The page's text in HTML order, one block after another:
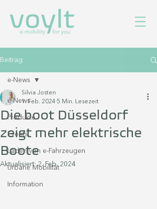
Beitrag
e-News
Produkte
Events
Laden von e-Fahrzeugen
Urbane Mobilität
Information
e-News
Die boot Düsseldorf
zeigt mehr elektrische
Boote
Silvia Josten
1. Feb. 2024 5 Min. Lesezeit
Aktualisiert:2. Feb. 2024